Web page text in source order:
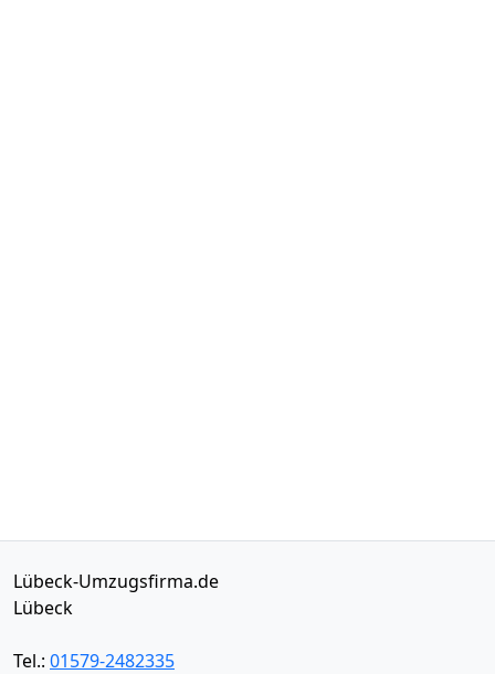
Lübeck-Umzugsfirma.de
Lübeck
Tel.: 01579-2482335